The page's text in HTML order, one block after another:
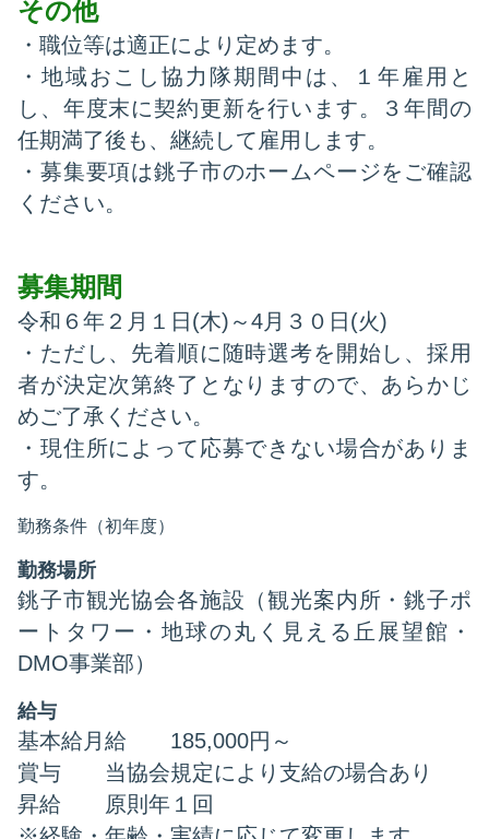
その他
・職位等は適正により定めます。
・地域おこし協力隊期間中は、１年雇用と
し、年度末に契約更新を行います。３年間の
任期満了後も、継続して雇用します。
・募集要項は銚子市のホームページをご確認
ください。
募集期間
令和６年２月１日(木)～4月３０日(火)
・ただし、先着順に随時選考を開始し、採用
者が決定次第終了となりますので、あらかじ
めご了承ください。
・現住所によって応募できない場合がありま
す。
勤務条件（初年度）
勤務場所
銚子市観光協会各施設（観光案内所・銚子ポ
ートタワー・地球の丸く見える丘展望館・
DMO事業部）
給与
基本給月給 185,000円～
賞与 当協会規定により支給の場合あり
昇給 原則年１回